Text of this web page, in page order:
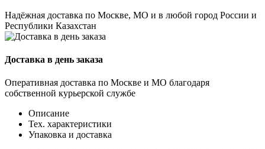
Надёжная доставка по Москве, МО и в любой город России и
Республики Казахстан
Доставка в день заказа
Оперативная доставка по Москве и МО благодаря
собственной курьерской службе
Описание
Тех. характеристики
Упаковка и доставка